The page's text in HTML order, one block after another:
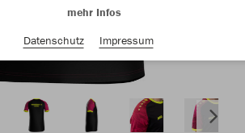
mehr Infos
Datenschutz
Impressum